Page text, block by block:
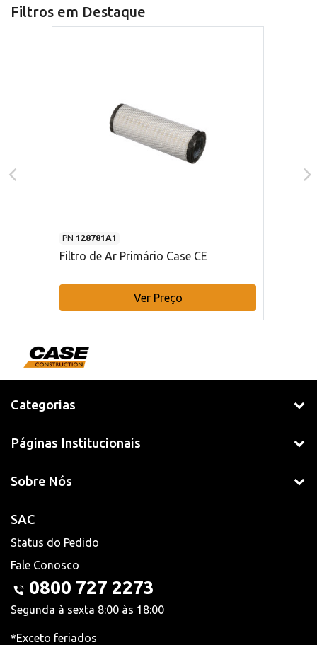
Filtros em Destaque
PN 128781A1
Filtro de Ar Primário Case CE
Ver Preço
Categorias
Páginas Institucionais
Sobre Nós
SAC
Status do Pedido
Fale Conosco
0800 727 2273
Segunda à sexta 8:00 às 18:00
*Exceto feriados